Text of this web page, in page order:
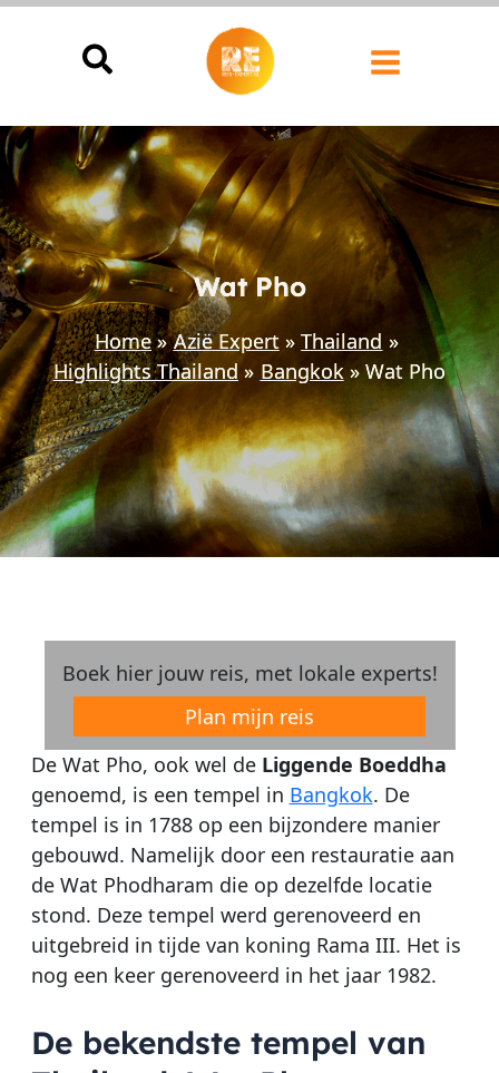
Ga
Wat Pho
Home Azië Expert
Thailand
Highlights Thailand
Bangkok Wat Pho
Boek hier jouw reis, met lokale experts!
Plan mijn reis
De Wat Pho, ook wel de Liggende Boeddha
genoemd, is een tempel in Bangkok. De
tempel is in 1788 op een bijzondere manier
gebouwd. Namelijk door een restauratie aan
de Wat Phodharam die op dezelfde locatie
stond. Deze tempel werd gerenoveerd en
uitgebreid in tijde van koning Rama III. Het is
nog een keer gerenoveerd in het jaar 1982.
De bekendste tempel van